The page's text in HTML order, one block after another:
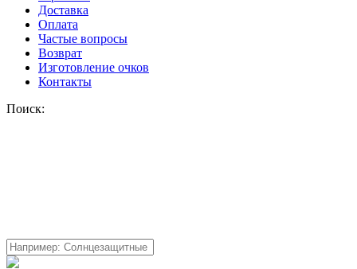
Доставка
Оплата
Частые вопросы
Возврат
Изготовление очков
Контакты
Поиск: